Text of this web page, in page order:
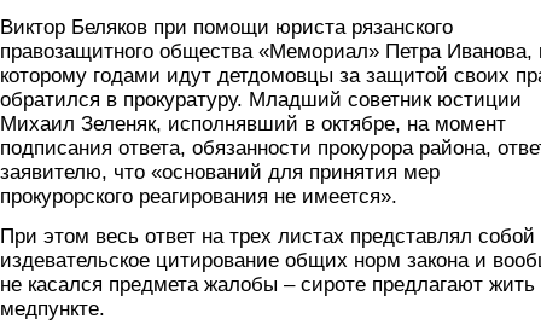
Виктор Беляков при помощи юриста рязанского
правозащитного общества «Мемориал» Петра Иванова,
которому годами идут детдомовцы за защитой своих
обратился в прокуратуру. Младший советник юстиции
Михаил Зеленяк, исполнявший в октябре, на момент
подписания ответа, обязанности прокурора района,
заявителю, что «оснований для принятия мер
прокурорского реагирования не имеется».
При этом весь ответ на трех листах представлял собой
издевательское цитирование общих норм закона и
не касался предмета жалобы – сироте предлагают жить
медпункте.